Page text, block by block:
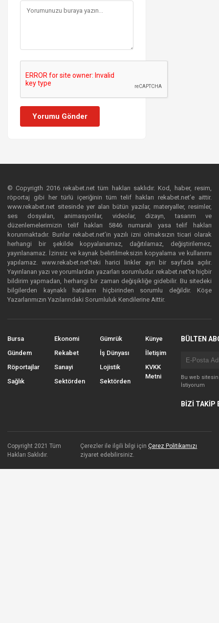
Yorumu Gönder
© Copyrigth 2016 rekabet.net tüm hakları saklıdır. Kod, haber, resim,
röportaj gibi her türlü içeriğinin tüm telif hakları rekabet.net’e aittir.
www.rekabet.net sitesinde yer alan bütün yazılar, materyaller, resimler,
ses dosyaları, animasyonlar, videolar, dizayn, tasarım ve
düzenlemelerimizin telif hakları 5846 numaralı yasa telif hakları
korunmaktadır. Bunlar rekabet.net’in yazılı izni olmaksızın ticari olarak
herhangi bir şekilde kopyalanamaz, dağıtılamaz, değiştirilemez,
yayınlanamaz. İzinsiz ve kaynak belirtilmeksizin kopyalama ve kullanımı
yapılamaz. www.rekabet.net’teki harici linkler ayrı bir sayfada açılır.
Yayınlanan yazı ve yorumlardan yazarları sorumludur. rekabet.net’te hiçbir
bildirim yapmadan, herhangi bir zaman değişikliğe gidebilir. Bu sitedeki
bilgilerden kaynaklı hataların hiçbirinden sorumlu değildir. Köşe
Yazarlarımızın Yazılarındaki Sorumluluk Kendilerine Aittir.
Bursa
Gündem
Röportajlar
Sağlık
Ekonomi
Rekabet
Sanayi
Sektörden
Gümrük
İş Dünyası
Lojistik
Sektörden
Künye
İletişim
KVKK
Metni
BÜLTEN
Bu web
İstiyorum
BİZİ TAKİP
Copyright 2021 Tüm
Hakları Saklıdır.
Çerezler ile ilgili bilgi içinÇerez Politikamızı
ziyaret edebilirsiniz.